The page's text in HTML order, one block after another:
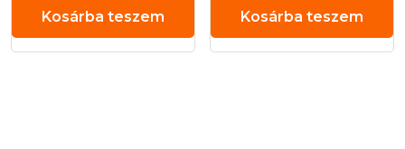
Kosárba teszem Kosárba teszem